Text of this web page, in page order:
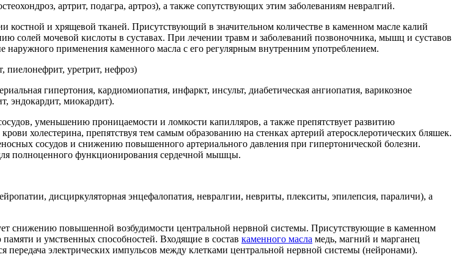
артрит, подагра, артроз), а также сопутствующих этим заболеваниям невралгий.
и хрящевой тканей. Присутствующий в значительном количестве в каменном масле калий
солей мочевой кислоты в суставах. При лечении травм и заболеваний позвоночника, мышц и суставов
применения каменного масла с его регулярным внутренним употреблением.
пиелонефрит, уретрит, нефроз)
гипертония, кардиомиопатия, инфаркт, инсульт, диабетическая ангиопатия, варикозное
эндокардит, миокардит).
уменьшению проницаемости и ломкости капилляров, а также препятствует развитию
холестерина, препятствуя тем самым образованию на стенках артерий атеросклеротических бляшек.
сосудов и снижению повышенного артериального давления при гипертонической болезни.
полноценного функционирования сердечной мышцы.
дисциркуляторная энцефалопатия, невралгии, невриты, плекситы, эпилепсия, параличи), а
снижению повышенной возбудимости центральной нервной системы. Присутствующие в каменном
и умственных способностей. Входящие в состав каменного масла медь, магний и марганец
передача электрических импульсов между клетками центральной нервной системы (нейронами).